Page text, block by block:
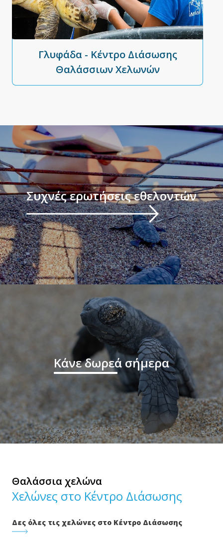
Γλυφάδα - Κέντρο Διάσωσης
Θαλάσσιων Χελωνών
Συχνές ερωτήσεις εθελοντών
Κάνε δωρεά σήμερα
Θαλάσσια χελώνα
Χελώνες στο Κέντρο Διάσωσης
Δες όλες τις χελώνες στο Κέντρο Διάσωσης